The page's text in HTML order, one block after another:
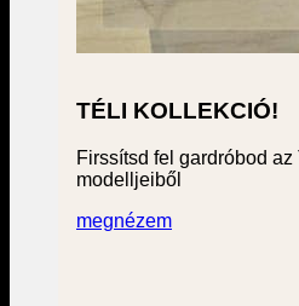
TÉLI KOLLEKCIÓ!
Firssítsd fel gardróbod
modelljeiből
megnézem